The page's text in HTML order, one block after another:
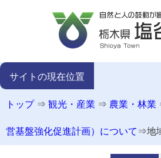
サイトの現在位置
トップ⇒ 観光・産業 ⇒ 農業・林業
営基盤強化促進計画）について ⇒地